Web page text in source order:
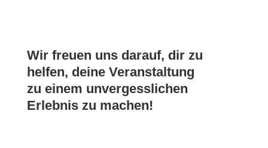
Wir freuen uns darauf, dir zu
helfen, deine Veranstaltung
zu einem unvergesslichen
Erlebnis zu machen!